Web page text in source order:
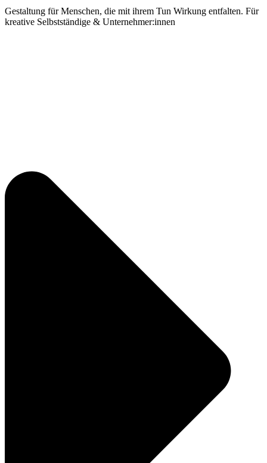
Gestaltung für Menschen, die mit ihrem Tun Wirkung entfalten. Für
kreative Selbstständige & Unternehmer:innen